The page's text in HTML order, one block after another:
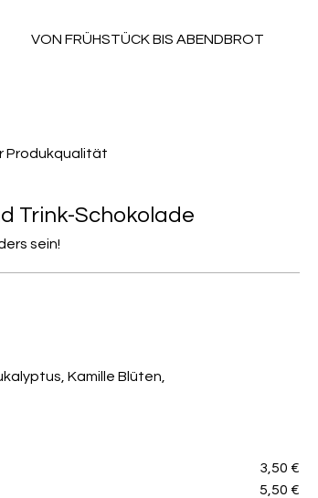
VON FRÜHSTÜCK BIS ABENDBROT
Produkqualität
Trink-Schokolade
sein!
Kamille Blüten,
3,50 €
5,50 €